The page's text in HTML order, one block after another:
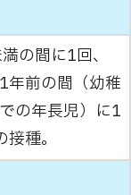
の間に1回、
年前の間（幼稚
の年長児）に1
種。